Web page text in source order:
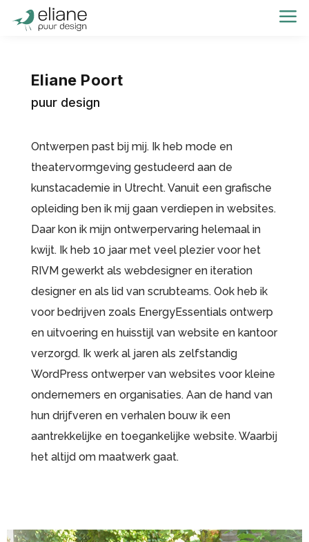
a
Eliane Poort
puur design
Ontwerpen past bij mij. Ik heb mode en
theatervormgeving gestudeerd aan de
kunstacademie in Utrecht. Vanuit een grafische
opleiding ben ik mij gaan verdiepen in websites.
Daar kon ik mijn ontwerpervaring helemaal in
kwijt. Ik heb 10 jaar met veel plezier voor het
RIVM gewerkt als webdesigner en iteration
designer en als lid van scrubteams. Ook heb ik
voor bedrijven zoals EnergyEssentials ontwerp
en uitvoering en huisstijl van website en kantoor
verzorgd. Ik werk al jaren als zelfstandig
WordPress ontwerper van websites voor kleine
ondernemers en organisaties. Aan de hand van
hun drijfveren en verhalen bouw ik een
aantrekkelijke en toegankelijke website. Waarbij
het altijd om maatwerk gaat.